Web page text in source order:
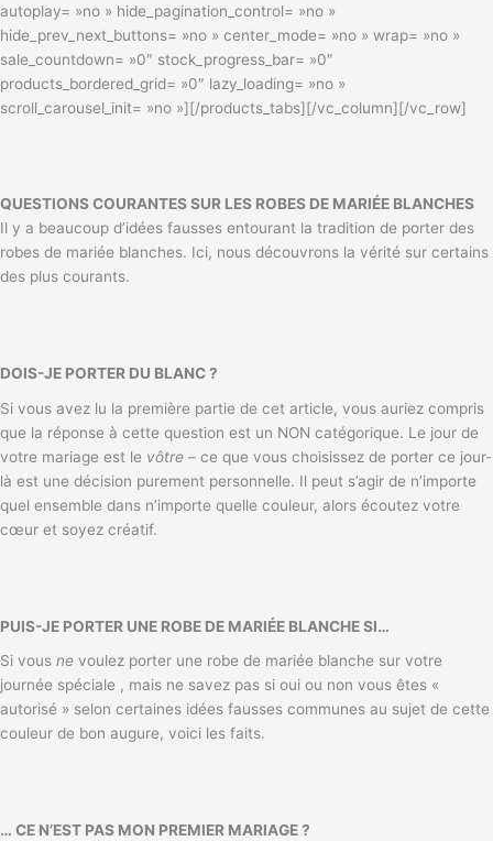
autoplay= »no » hide_pagination_control= »no »
hide_prev_next_buttons= »no » center_mode= »no » wrap= »no »
sale_countdown= »0″ stock_progress_bar= »0″
products_bordered_grid= »0″ lazy_loading= »no »
scroll_carousel_init= »no »][/products_tabs][/vc_column][/vc_row]
QUESTIONS COURANTES SUR LES ROBES DE MARIÉE BLANCHES
Il y a beaucoup d’idées fausses entourant la tradition de porter des
robes de mariée blanches. Ici, nous découvrons la vérité sur certains
des plus courants.
DOIS-JE PORTER DU BLANC ?
Si vous avez lu la première partie de cet article, vous auriez compris
que la réponse à cette question est un NON catégorique. Le jour de
votre mariage est le vôtre – ce que vous choisissez de porter ce jour-
là est une décision purement personnelle. Il peut s’agir de n’importe
quel ensemble dans n’importe quelle couleur, alors écoutez votre
cœur et soyez créatif.
PUIS-JE PORTER UNE ROBE DE MARIÉE BLANCHE SI…
Si vous ne voulez porter une robe de mariée blanche sur votre
journée spéciale , mais ne savez pas si oui ou non vous êtes «
autorisé » selon certaines idées fausses communes au sujet de cette
couleur de bon augure, voici les faits.
… CE N’EST PAS MON PREMIER MARIAGE ?